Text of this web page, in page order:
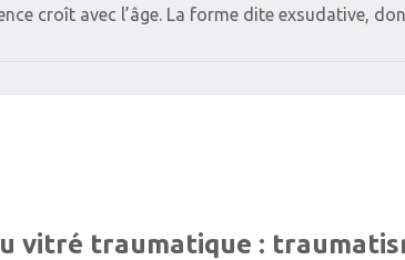
croît avec l’âge. La forme dite exsudative,
vitré traumatique :